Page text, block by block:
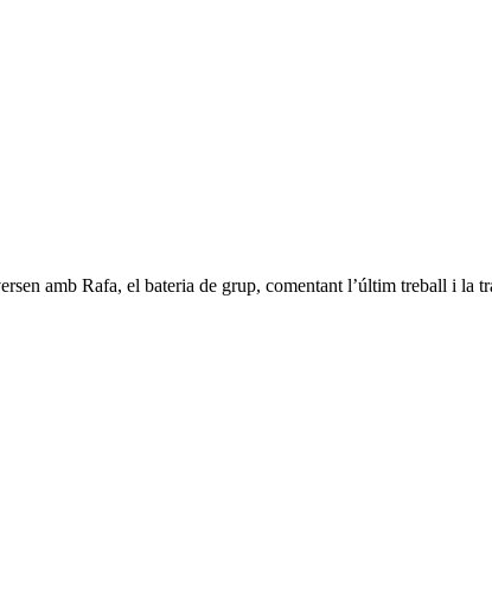
amb Rafa, el bateria de grup, comentant l’últim treball i la